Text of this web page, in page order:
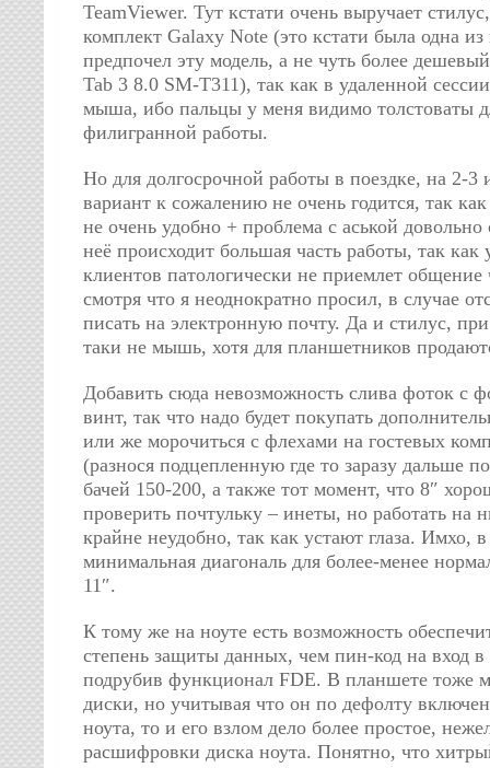
TeamViewer. Тут кстати очень выручает
комплект Galaxy Note (это кстати была одна
предпочел эту модель, а не чуть более
Tab 3 8.0 SM-T311), так как в удаленной
мыша, ибо пальцы у меня видимо толстоваты
филигранной работы.
Но для долгосрочной работы в поездке, на 2-3
вариант к сожалению не очень годится, так как
не очень удобно + проблема с аськой довольно
неё происходит большая часть работы, так как
клиентов патологически не приемлет
смотря что я неоднократно просил, в случае
писать на электронную почту. Да и стилус,
таки не мышь, хотя для планшетников
Добавить сюда невозможность слива фоток с
винт, так что надо будет покупать
или же морочиться с флехами на гостевых
(разнося подцепленную где то заразу дальше
бачей 150-200, а также тот момент, что 8″
проверить почтульку – инеты, но работать на
крайне неудобно, так как устают глаза. Имхо,
минимальная диагональ для более-менее
11″.
К тому же на ноуте есть возможность
степень защиты данных, чем пин-код на вход
подрубив функционал FDE. В планшете тоже
диски, но учитывая что он по дефолту
ноута, то и его взлом дело более простое,
расшифровки диска ноута. Понятно, что